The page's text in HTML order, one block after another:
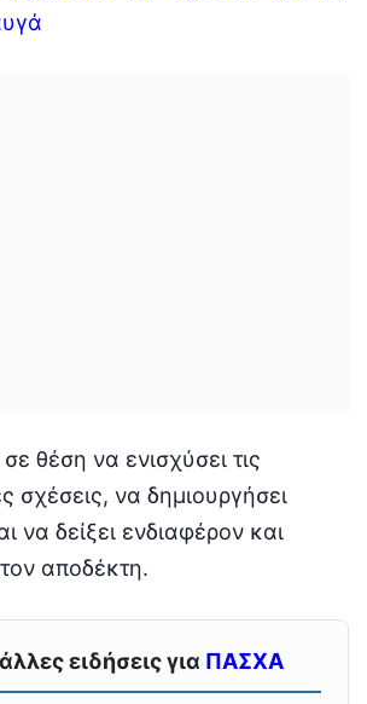
θέση να ενισχύσει τις
σχέσεις, να δημιουργήσει
να δείξει ενδιαφέρον και
αποδέκτη.
ειδήσεις για ΠΑΣΧΑ